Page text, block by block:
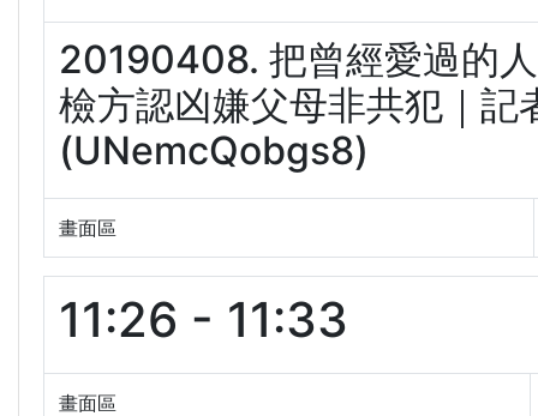
20190408. 把曾經愛過的
檢方認凶嫌父母非共犯｜記
(UNemcQobgs8)
畫面區
11:26 - 11:33
畫面區